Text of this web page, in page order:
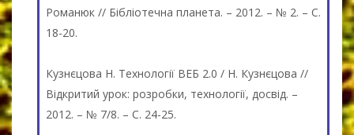
Романюк // Бібліотечна планета. – 2012. – № 2. – С.
18-20.
Кузнєцова Н. Технології ВЕБ 2.0 / Н. Кузнєцова //
Відкритий урок: розробки, технології, досвід. –
2012. – № 7/8. – С. 24-25.